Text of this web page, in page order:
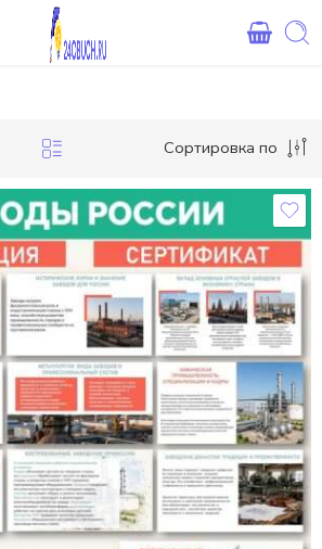
картами Сбербанка, могут
Сортировка по